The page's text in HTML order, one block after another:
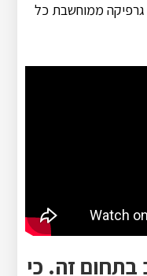
גרפיקה ממוחשבת כל
זה. כי